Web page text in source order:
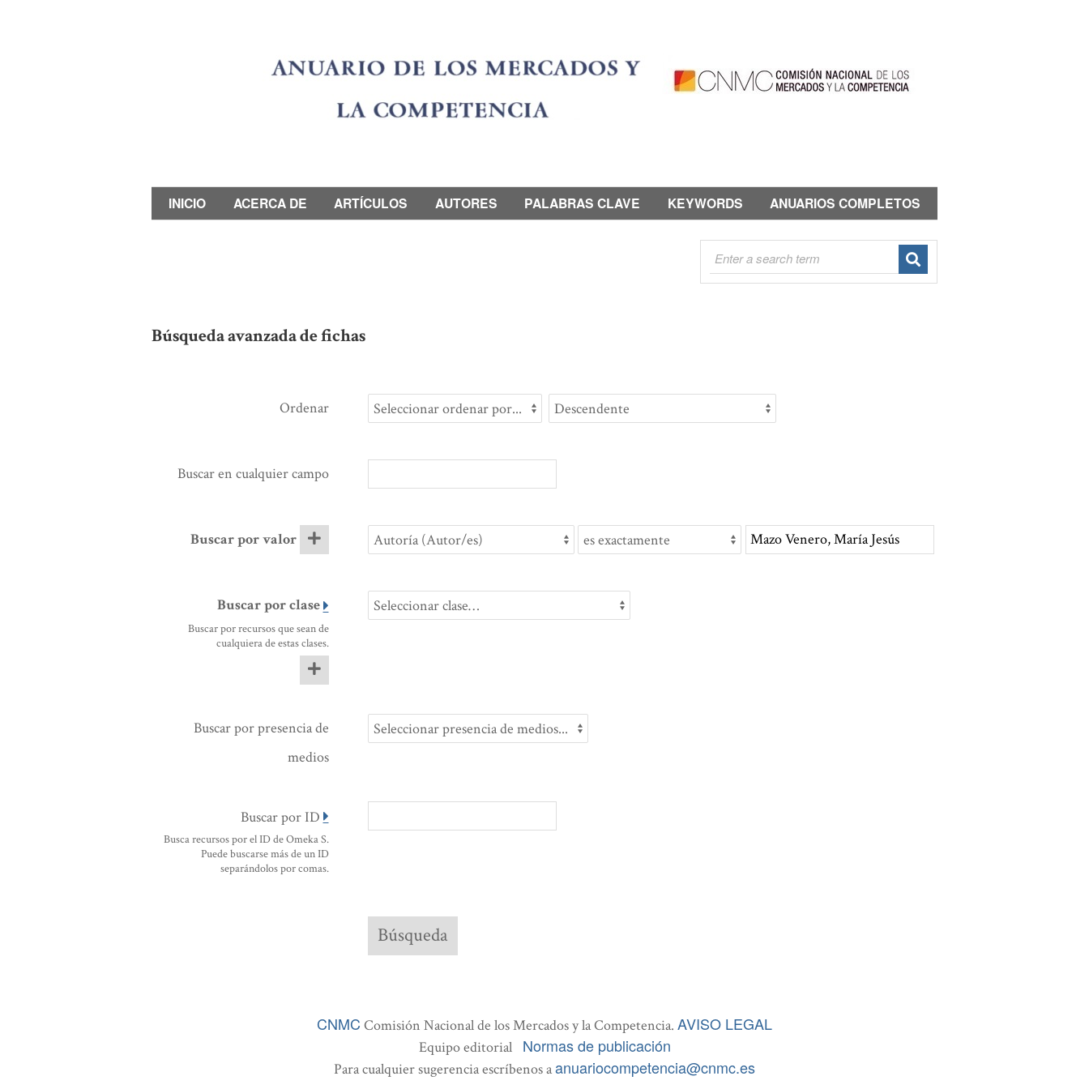
INICIO ACERCA DE ARTÍCULOS AUTORES PALABRAS CLAVE KEYWORDS ANUARIOS COMPLETOS
Búsqueda avanzada de fichas
Ordenar
Buscar en cualquier campo
Buscar por valor
Buscar por clase
Buscar por recursos que sean de
cualquiera de estas clases.
Buscar por presencia de
medios
Buscar por ID
Busca recursos por el ID de Omeka S.
Puede buscarse más de un ID
separándolos por comas.
CNMC Comisión Nacional de los Mercados y la Competencia. AVISO LEGAL
Equipo editorial Normas de publicación
Para cualquier sugerencia escríbenos aanuariocompetencia@cnmc.es